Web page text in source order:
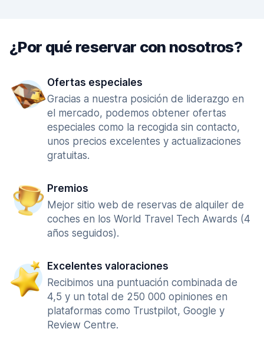
¿Por qué reservar con nosotros?
Ofertas especiales
Gracias a nuestra posición de liderazgo en
el mercado, podemos obtener ofertas
especiales como la recogida sin contacto,
unos precios excelentes y actualizaciones
gratuitas.
Premios
Mejor sitio web de reservas de alquiler de
coches en los World Travel Tech Awards (4
años seguidos).
Excelentes valoraciones
Recibimos una puntuación combinada de
4,5 y un total de 250 000 opiniones en
plataformas como Trustpilot, Google y
Review Centre.